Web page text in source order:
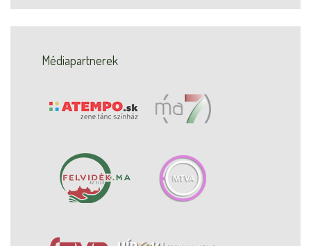
Médiapartnerek